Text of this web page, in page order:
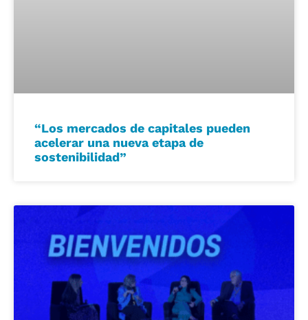
“Los mercados de capitales pueden
acelerar una nueva etapa de
sostenibilidad”